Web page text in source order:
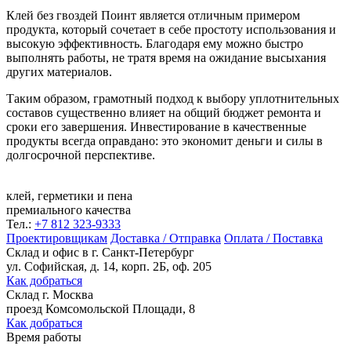
Клей без гвоздей Поинт является отличным примером
продукта, который сочетает в себе простоту использования и
высокую эффективность. Благодаря ему можно быстро
выполнять работы, не тратя время на ожидание высыхания
других материалов.
Таким образом, грамотный подход к выбору уплотнительных
составов существенно влияет на общий бюджет ремонта и
сроки его завершения. Инвестирование в качественные
продукты всегда оправдано: это экономит деньги и силы в
долгосрочной перспективе.
клей, герметики и пена
премиального качества
Тел.: +7 812 323-9333
Проектировщикам Доставка / Отправка Оплата / Поставка
Склад и офис в г. Санкт-Петербург
ул. Софийская, д. 14, корп. 2Б, оф. 205
Как добраться
Склад г. Москва
проезд Комсомольской Площади, 8
Как добраться
Время работы